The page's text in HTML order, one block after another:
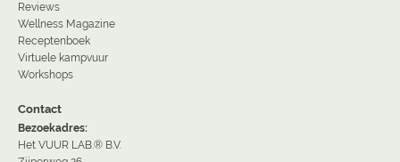
Reviews
Wellness Magazine
Receptenboek
Virtuele kampvuur
Workshops
Contact
Bezoekadres:
Het VUUR LAB.® B.V.